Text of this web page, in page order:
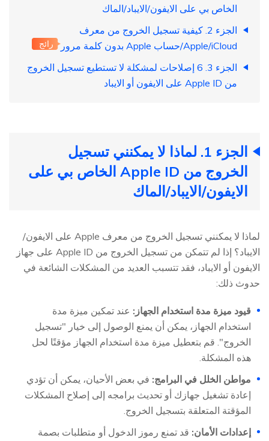
الخاص بي على الايفون/الايباد/الماك
الجزء 2. كيفية تسجيل الخروج من معرف
Apple/iCloud/حساب Apple بدون كلمة مرور
رائج
الجزء 3. 6 إصلاحات لمشكلة لا تستطيع تسجيل الخروج
من Apple ID على الايفون أو الايباد
الجزء 1. لماذا لا يمكنني تسجيل
الخروج من Apple ID الخاص بي على
الايفون/الايباد/الماك
لماذا لا يمكنني تسجيل الخروج من معرف Apple على الايفون/
الايباد؟ إذا لم تتمكن من تسجيل الخروج من Apple ID على جهاز
الايفون أو الايباد، فقد تتسبب العديد من المشكلات الشائعة في
حدوث ذلك:
قيود ميزة مدة استخدام الجهاز: عند تمكين ميزة مدة
استخدام الجهاز، يمكن أن يمنع الوصول إلى خيار "تسجيل
الخروج". قم بتعطيل ميزة مدة استخدام الجهاز مؤقتًا لحل
هذه المشكلة.
مواطن الخلل في البرامج: في بعض الأحيان، يمكن أن تؤدي
إعادة تشغيل جهازك أو تحديث برامجه إلى إصلاح المشكلات
المؤقتة المتعلقة بتسجيل الخروج.
إعدادات الأمان: قد تمنع رموز الدخول أو متطلبات بصمة